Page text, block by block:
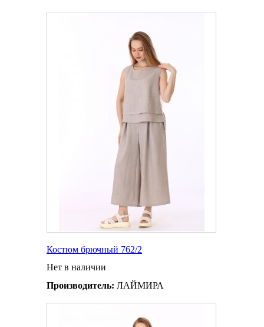
Костюм брючный 762/2
Нет в наличии
Производитель: ЛАЙМИРА